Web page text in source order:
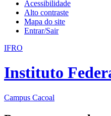
Acessibilidade
Alto contraste
Mapa do site
Entrar/Sair
IFRO
Instituto
Campus Cacoal